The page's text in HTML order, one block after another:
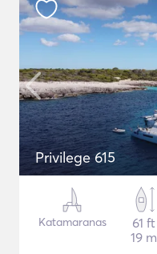
Privilege 615
Katamaranas
61 ft
19 m